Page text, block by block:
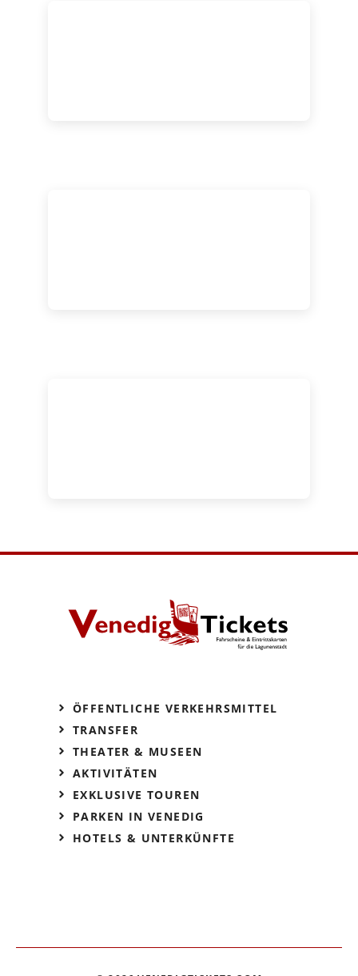
ÖFFENTLICHE VERKEHRSMITTEL
TRANSFER
THEATER & MUSEEN
AKTIVITÄTEN
EXKLUSIVE TOUREN
PARKEN IN VENEDIG
HOTELS & UNTERKÜNFTE